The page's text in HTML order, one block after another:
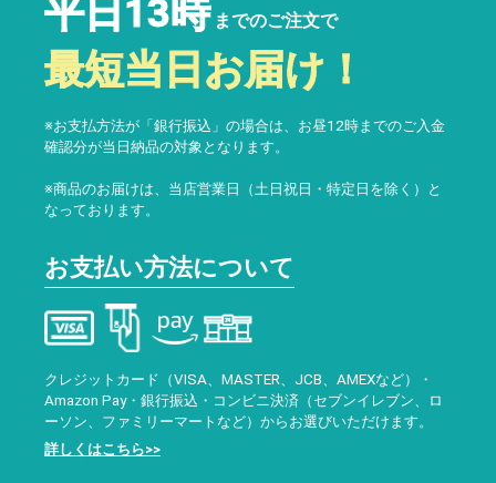
平日13時 までのご注文で
最短当日お届け！
※お支払方法が「銀行振込」の場合は、お昼12時までのご入金
確認分が当日納品の対象となります。
※商品のお届けは、当店営業日（土日祝日・特定日を除く）と
なっております。
お支払い方法について
クレジットカード（VISA、MASTER、JCB、AMEXなど）・
Amazon Pay・銀行振込・コンビニ決済（セブンイレブン、ロ
ーソン、ファミリーマートなど）からお選びいただけます。
詳しくはこちら>>